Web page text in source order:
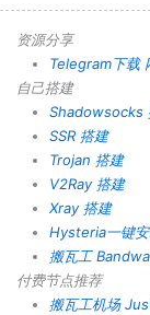
资源分享
Telegram下载
自己搭建
Shadowsocks
SSR 搭建
Trojan 搭建
V2Ray 搭建
Xray 搭建
Hysteria一键
搬瓦工
付费节点推荐
搬瓦工机场